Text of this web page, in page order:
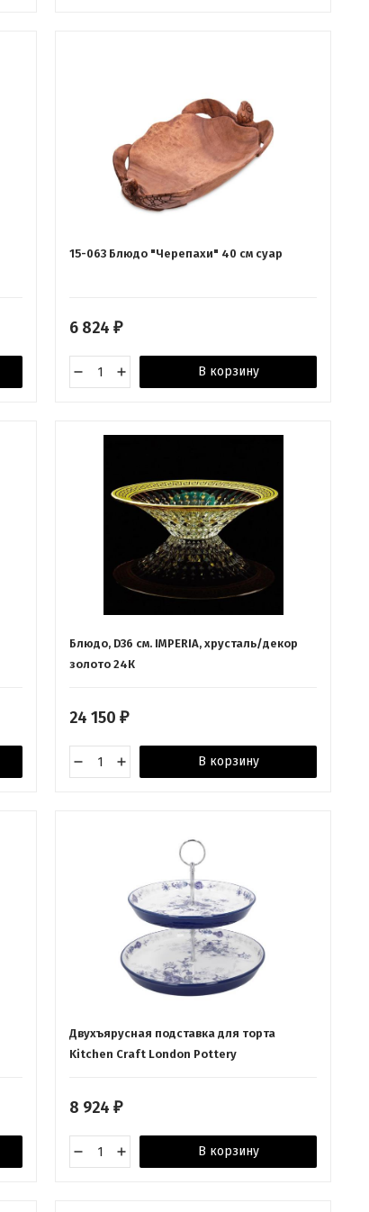
15-063 Блюдо "Черепахи" 40 см суар
6 824₽
В корзину
Блюдо, D36 см. IMPERIA, хрусталь/декор
золото 24К
24 150₽
В корзину
Двухъярусная подставка для торта
Kitchen Craft London Pottery
8 924₽
В корзину